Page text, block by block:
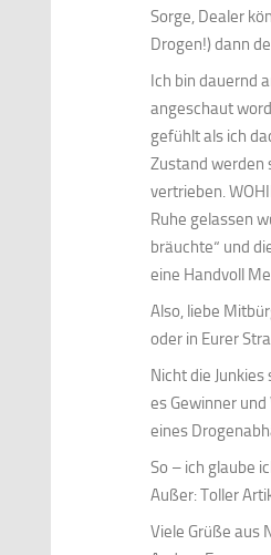
Sorge, Dealer
Drogen!) dann
Ich bin dauernd
angeschaut
gefühlt als ich
Zustand werden
vertrieben.
Ruhe gelassen
bräuchte“ und
eine Handvoll
Also, liebe
oder in Eurer
Nicht die
es Gewinner
eines
So – ich glaube
Außer: Toller
Viele Grüße aus